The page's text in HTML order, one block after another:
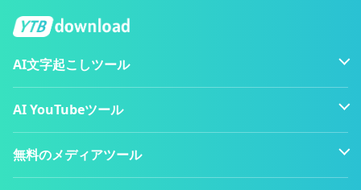
AI文字起こしツール
AI YouTubeツール
無料のメディアツール